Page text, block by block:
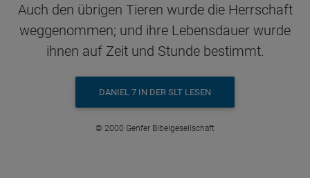
Auch den übrigen Tieren wurde die Herrschaft
weggenommen; und ihre Lebensdauer wurde
ihnen auf Zeit und Stunde bestimmt.
DANIEL 7 IN DER SLT LESEN
© 2000 Genfer Bibelgesellschaft